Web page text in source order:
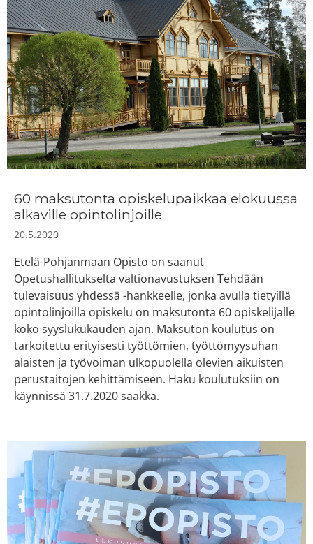
60 maksutonta opiskelupaikkaa elokuussa
alkaville opintolinjoille
20.5.2020
Etelä-Pohjanmaan Opisto on saanut
Opetushallitukselta valtionavustuksen Tehdään
tulevaisuus yhdessä -hankkeelle, jonka avulla tietyillä
opintolinjoilla opiskelu on maksutonta 60 opiskelijalle
koko syyslukukauden ajan. Maksuton koulutus on
tarkoitettu erityisesti työttömien, työttömyysuhan
alaisten ja työvoiman ulkopuolella olevien aikuisten
perustaitojen kehittämiseen. Haku koulutuksiin on
käynnissä 31.7.2020 saakka.